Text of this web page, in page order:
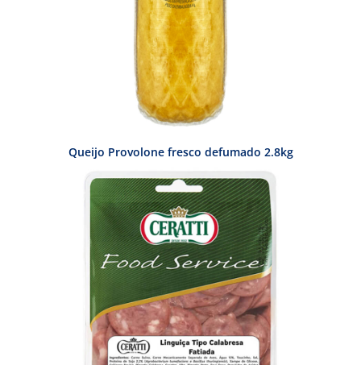
Queijo Provolone fresco defumado 2.8kg